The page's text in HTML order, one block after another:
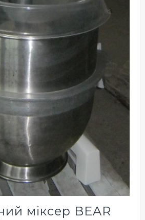
міксер BEAR